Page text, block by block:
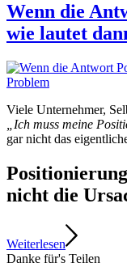
Wenn die
wie lautet
Viele Unternehmer,
„Ich muss meine
gar nicht das
nicht die
Weiterlesen
Danke für's Teilen